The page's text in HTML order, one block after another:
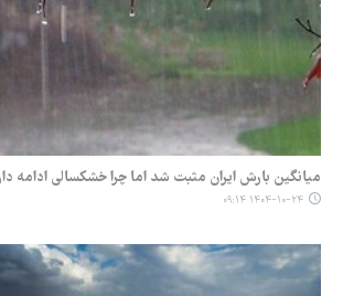
میانگین بارش ایران مثبت شد اما چرا خشکسالی ادامه
۱۴۰۴-۱۰-۲۴ ۰۹:۱۴